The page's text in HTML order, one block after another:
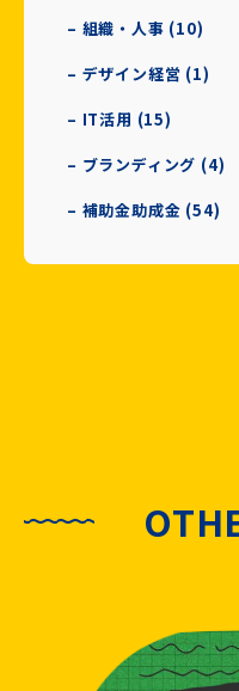
– 組織・人事 (10)
– デザイン経営 (1)
– IT活用 (15)
– ブランディング (4)
– 補助金助成金 (54)